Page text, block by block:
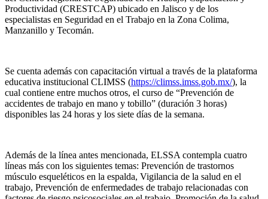
Productividad (CRESTCAP) ubicado en Jalisco y de los
especialistas en Seguridad en el Trabajo en la Zona Colima,
Manzanillo y Tecomán.
Se cuenta además con capacitación virtual a través de la plataforma
educativa institucional CLIMSS (https://climss.imss.gob.mx/), la
cual contiene entre muchos otros, el curso de “Prevención de
accidentes de trabajo en mano y tobillo” (duración 3 horas)
disponibles las 24 horas y los siete días de la semana.
Además de la línea antes mencionada, ELSSA contempla cuatro
líneas más con los siguientes temas: Prevención de trastornos
músculo esqueléticos en la espalda, Vigilancia de la salud en el
trabajo, Prevención de enfermedades de trabajo relacionadas con